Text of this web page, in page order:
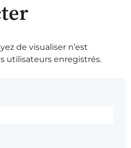
de visualiser n’est
utilisateurs enregistrés.